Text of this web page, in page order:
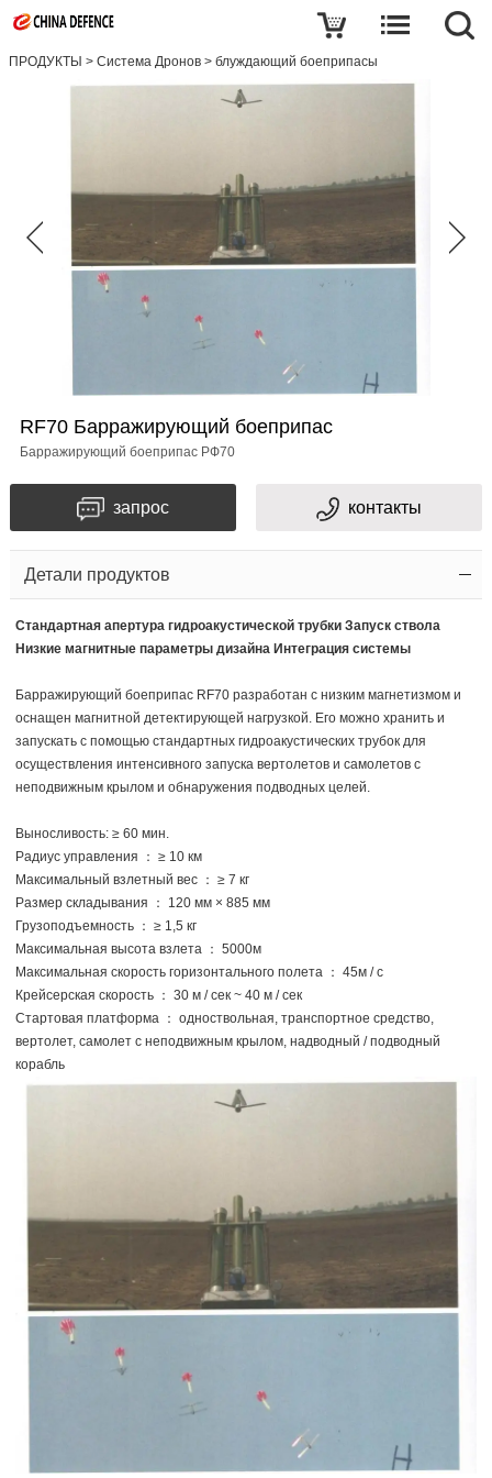
ПРОДУКТЫ > Система Дронов > блуждающий боеприпасы
RF70 Барражирующий боеприпас
Барражирующий боеприпас РФ70
запрос контакты
Детали продуктов
Стандартная апертура гидроакустической трубки Запуск ствола
Низкие магнитные параметры дизайна Интеграция системы
Барражирующий боеприпас RF70 разработан с низким магнетизмом и
оснащен магнитной детектирующей нагрузкой. Его можно хранить и
запускать с помощью стандартных гидроакустических трубок для
осуществления интенсивного запуска вертолетов и самолетов с
неподвижным крылом и обнаружения подводных целей.
Выносливость: ≥ 60 мин.
Радиус управления ： ≥ 10 км
Максимальный взлетный вес ： ≥ 7 кг
Размер складывания ： 120 мм × 885 мм
Грузоподъемность ： ≥ 1,5 кг
Максимальная высота взлета ： 5000м
Максимальная скорость горизонтального полета ： 45м / с
Крейсерская скорость ： 30 м / сек ~ 40 м / сек
Стартовая платформа ： одноствольная, транспортное средство,
вертолет, самолет с неподвижным крылом, надводный / подводный
корабль